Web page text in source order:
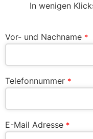
In wenigen
Vor- und Nachname *
Telefonnummer *
E-Mail Adresse *